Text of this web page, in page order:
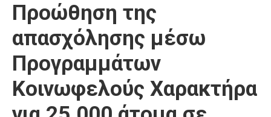
Επικοινωνία
Προώθηση της
απασχόλησης μέσω
Προγραμμάτων
Κοινωφελούς Χαρακτήρα